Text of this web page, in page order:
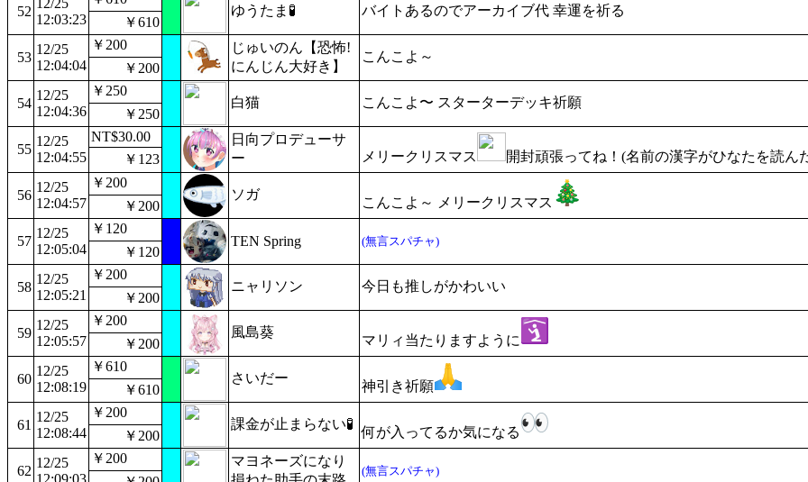
52
12/25
12:03:23
ゆうたま🧪 バイトあるのでアーカイブ代 幸運を祈る
￥610
53
12/25
12:04:04
￥200
じゅいのん【恐怖!
にんじん大好き】
こんこよ～
￥200
54
12/25
12:04:36
￥250
白猫 こんこよ〜 スターターデッキ祈願
￥250
55
12/25
12:04:55
NT$30.00
日向プロデューサ
ー
メリークリスマス 開封頑張ってね！(名前の漢字がひなたを読ん
￥123
56
12/25
12:04:57
￥200
ソガ
こんこよ～ メリークリスマス
￥200
57
12/25
12:05:04
￥120
TEN Spring
(無言スパチャ)
￥120
58
12/25
12:05:21
￥200
ニャリソン 今日も推しがかわいい
￥200
59
12/25
12:05:57
￥200
風島葵
マリィ当たりますように
￥200
60
12/25
12:08:19
￥610
さいだー
神引き祈願
￥610
61
12/25
12:08:44
￥200
課金が止まらない🧪
何が入ってるか気になる
￥200
62
12/25
12:09:03
￥200
マヨネーズになり
(無言スパチャ)